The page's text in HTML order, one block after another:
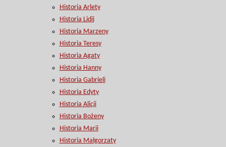
Historia Arlety
Historia Lidii
Historia Marzeny
Historia Teresy
Historia Agaty
Historia Hanny
Historia Gabrieli
Historia Edyty
Historia Alicji
Historia Bożeny
Historia Marii
Historia Małgorzaty